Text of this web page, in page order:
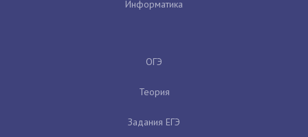
Информатика
ОГЭ
Теория
Задания ЕГЭ